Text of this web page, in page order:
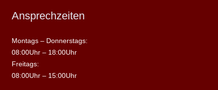
Ansprechzeiten
Montags – Donnerstags:
08:00Uhr – 18:00Uhr
Freitags:
08:00Uhr – 15:00Uhr